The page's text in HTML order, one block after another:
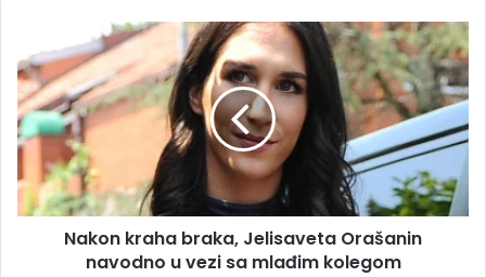
a
i
l
a
r
e
a
k
o
n
k
a
h
Nakon kraha braka, Jelisaveta Orašanin
navodno u vezi sa mlađim kolegom